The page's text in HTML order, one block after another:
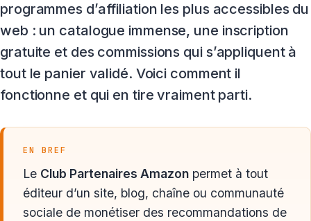
programmes d’affiliation les plus accessibles du
web : un catalogue immense, une inscription
gratuite et des commissions qui s’appliquent à
tout le panier validé. Voici comment il
fonctionne et qui en tire vraiment parti.
EN BREF
Le Club Partenaires Amazon permet à tout
éditeur d’un site, blog, chaîne ou communauté
sociale de monétiser des recommandations de